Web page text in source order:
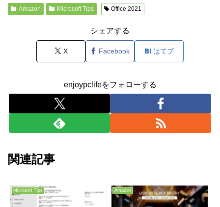
Amazon Microsoft Tips Office 2021
シェアする
X Facebook はてブ
enjoypclifeをフォローする
関連記事
Microsoft Tips Amazon